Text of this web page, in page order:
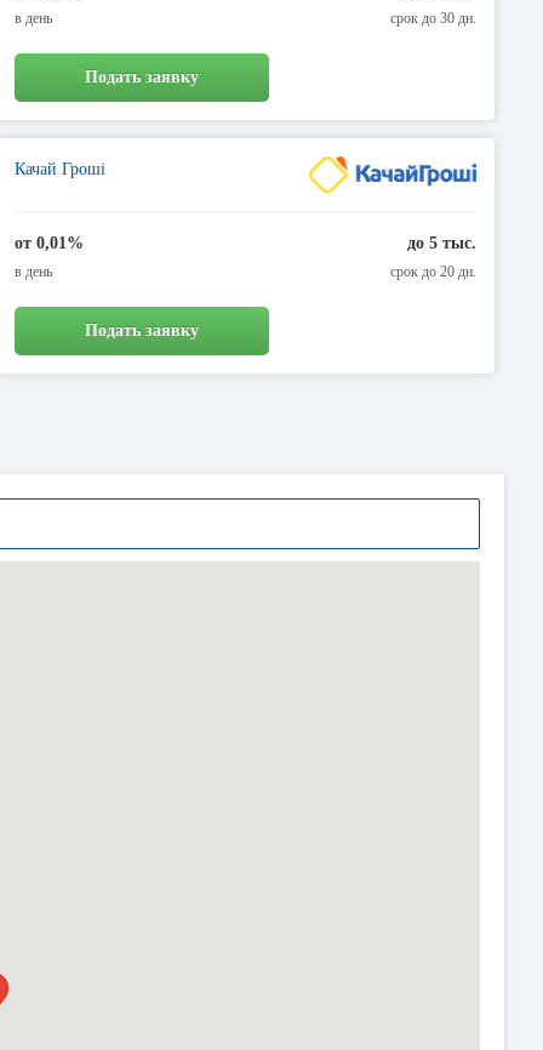
в день срок до 30 дн.
Подать заявку
Качай Гроші
от 0,01%
в день
до 5 тыс.
срок до 20 дн.
Подать заявку